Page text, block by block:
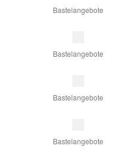
Bastelangebote
Bastelangebote
Bastelangebote
Bastelangebote